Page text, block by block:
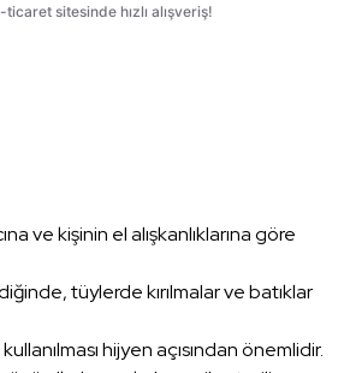
ve kişinin el alışkanlıklarına göre
tüylerde kırılmalar ve batıklar
hijyen açısından önemlidir.